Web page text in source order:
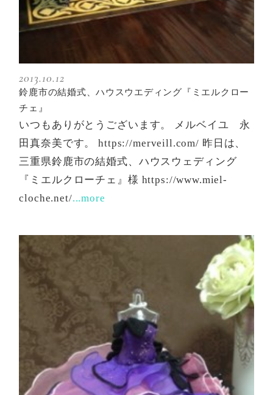
2013.10.12
鈴鹿市の結婚式、ハウスウエディング『ミエルクロー
チェ』
いつもありがとうございます。 メルベイユ 永
田真奈美です。 https://merveill.com/ 昨日は、
三重県鈴鹿市の結婚式、ハウスウェディング
『ミエルクローチェ』様 https://www.miel-
cloche.net/...more